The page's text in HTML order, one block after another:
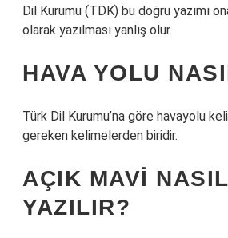
Dil Kurumu (TDK) bu doğru yazımı
olarak yazılması yanlış olur.
HAVA YOLU
Türk Dil Kurumu’na göre havayolu
gereken kelimelerden biridir.
AÇIK MAVI NASIL
YAZILIR?